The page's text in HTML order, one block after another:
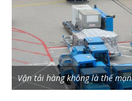
Vận tải hàng không là thế